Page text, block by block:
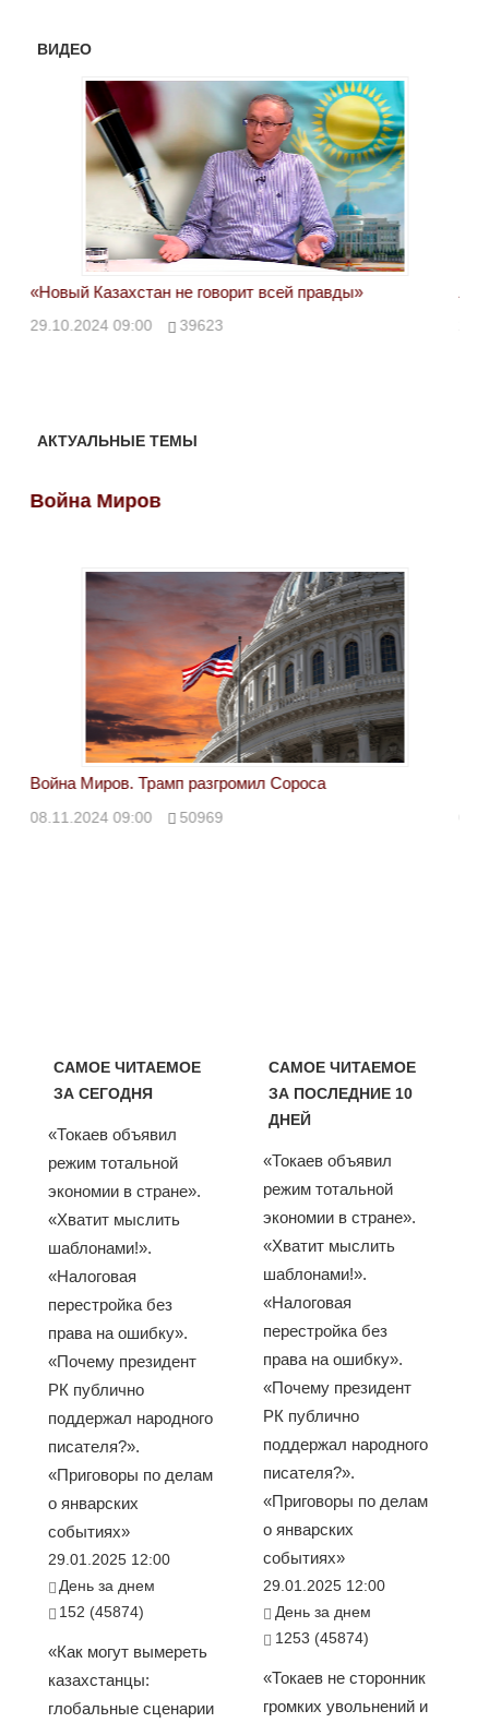
ВИДЕО
«Новый Казахстан не говорит всей правды»
29.10.2024 09:00 39623
АКТУАЛЬНЫЕ ТЕМЫ
Война Миров
Война Миров. Трамп разгромил Сороса
08.11.2024 09:00 50969
САМОЕ ЧИТАЕМОЕ
ЗА СЕГОДНЯ
«Токаев объявил
режим тотальной
экономии в стране».
«Хватит мыслить
шаблонами!».
«Налоговая
перестройка без
права на ошибку».
«Почему президент
РК публично
поддержал народного
писателя?».
«Приговоры по делам
о январских
событиях»
29.01.2025 12:00
День за днем
152 (45874)
«Как могут вымереть
казахстанцы:
глобальные сценарии
САМОЕ ЧИТАЕМОЕ
ЗА ПОСЛЕДНИЕ 10
ДНЕЙ
«Токаев объявил
режим тотальной
экономии в стране».
«Хватит мыслить
шаблонами!».
«Налоговая
перестройка без
права на ошибку».
«Почему президент
РК публично
поддержал народного
писателя?».
«Приговоры по делам
о январских
событиях»
29.01.2025 12:00
День за днем
1253 (45874)
«Токаев не сторонник
громких увольнений и